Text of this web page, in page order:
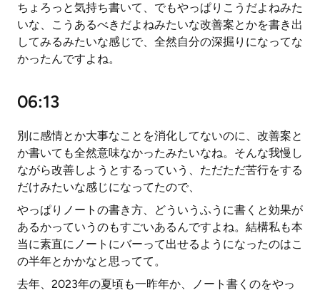
ちょろっと気持ち書いて、でもやっぱりこうだよねみた
いな、こうあるべきだよねみたいな改善案とかを書き出
してみるみたいな感じで、全然自分の深掘りになってな
かったんですよね。
06:13
別に感情とか大事なことを消化してないのに、改善案と
か書いても全然意味なかったみたいなね。そんな我慢し
ながら改善しようとするっていう、ただただ苦行をする
だけみたいな感じになってたので、
やっぱりノートの書き方、どういうふうに書くと効果が
あるかっていうのもすごいあるんですよね。結構私も本
当に素直にノートにバーって出せるようになったのはこ
の半年とかかなと思ってて。
去年、2023年の夏頃も一昨年か、ノート書くのをやっ